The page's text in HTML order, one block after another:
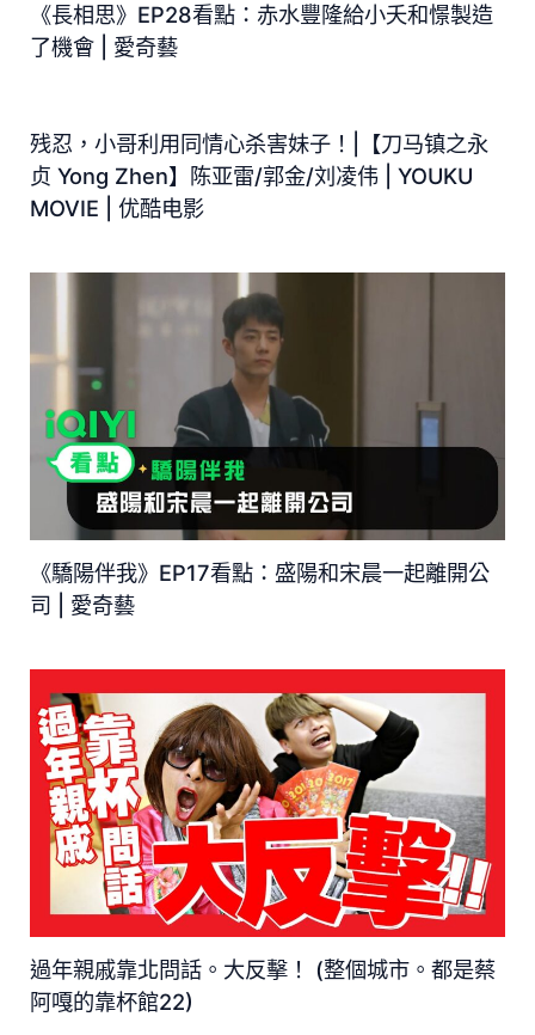
《長相思》EP28看點：赤水豐隆給小夭和憬製造
了機會 | 愛奇藝
残忍，小哥利用同情心杀害妹子！|【刀马镇之永
贞 Yong Zhen】陈亚雷/郭金/刘凌伟 | YOUKU
MOVIE | 优酷电影
《驕陽伴我》EP17看點：盛陽和宋晨一起離開公
司 | 愛奇藝
過年親戚靠北問話。大反擊！ (整個城市。都是蔡
阿嘎的靠杯館22)